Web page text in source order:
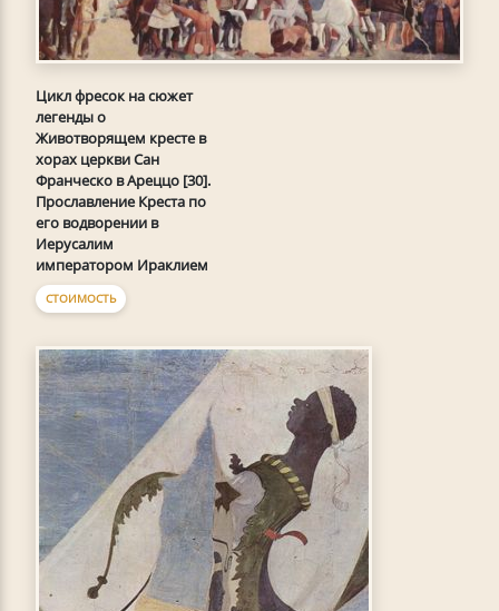
Цикл фресок на сюжет
легенды о
Животворящем кресте в
хорах церкви Сан
Франческо в Ареццо [30].
Прославление Креста по
его водворении в
Иерусалим
императором Ираклием
СТОИМОСТЬ